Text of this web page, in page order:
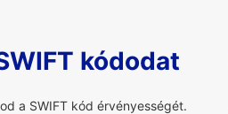
kódodat
a SWIFT kód érvényességét.